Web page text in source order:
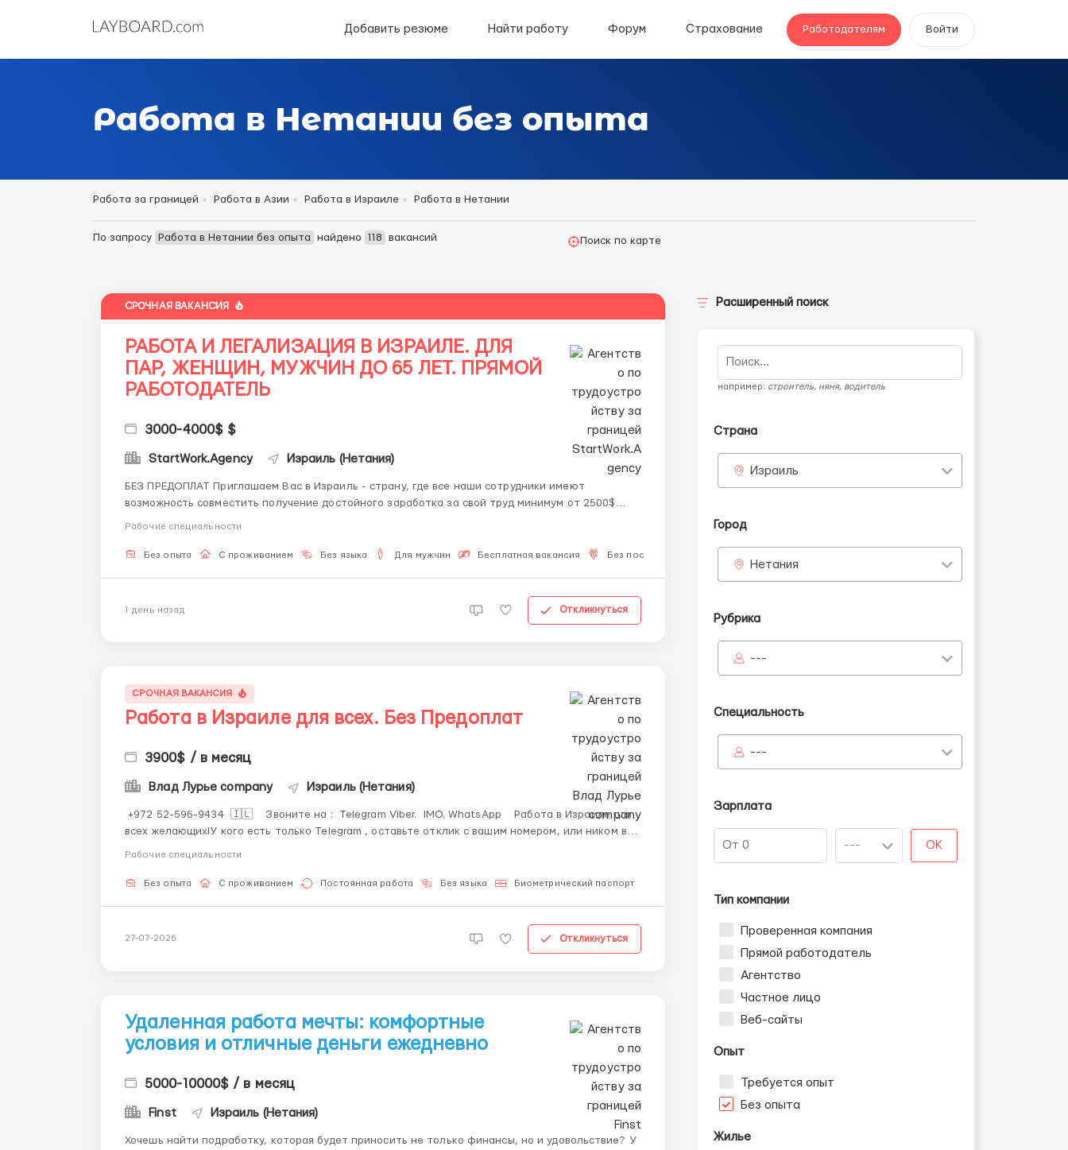
Добавить резюме Найти работу Форум Страхование Работодателям Войти
Работа в Нетании без опыта
Работа за границей Работа в Азии Работа в Израиле Работа в Нетании
По запросу Работа в Нетании без опыта найдено 118 вакансий Поиск по карте
СРОЧНАЯ ВАКАНСИЯ
РАБОТА И ЛЕГАЛИЗАЦИЯ В ИЗРАИЛЕ. ДЛЯ
ПАР, ЖЕНЩИН, МУЖЧИН ДО 65 ЛЕТ. ПРЯМОЙ
РАБОТОДАТЕЛЬ
3000-4000$ $
StartWork.Agency Израиль (Нетания)
БЕЗ ПРЕДОПЛАТ Приглашаем Вас в Израиль - страну, где все наши сотрудники имеют
возможность совместить получение достойного заработка за свой труд минимум от 2500$
Рабочие специальности
Без опыта С проживанием Без языка Для мужчин Бесплатная вакансия Без посредников
1 день назад Откликнуться
СРОЧНАЯ ВАКАНСИЯ
Работа в Израиле для всех. Без Предоплат
3900$ / в месяц
Влад Лурье company Израиль (Нетания)
всех желающихlУ кого есть только Telegram , оставьте отклик с вашим номером, или ником в
Telegram, я вам на него наберу. Полное сопровождение каждого канди...
Рабочие специальности
Без опыта С проживанием Постоянная работа Без языка Биометрический паспорт
27-07-2026 Откликнуться
Удаленная работа мечты: комфортные
условия и отличные деньги ежедневно
5000-10000$ / в месяц
Finst Израиль (Нетания)
Хочешь найти подработку, которая будет приносить не только финансы, но и удовольствие? У
Расширенный поиск
например: строитель, няня, водитель
Страна
Израиль
Город
Нетания
Рубрика
---
Специальность
---
Зарплата
OK
Тип компании
Проверенная компания
Прямой работодатель
Агентство
Частное лицо
Веб-сайты
Опыт
Требуется опыт
Без опыта
Жилье